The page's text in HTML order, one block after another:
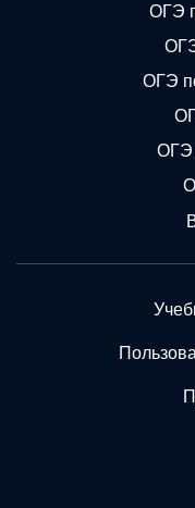
ОГЭ
ОГЭ
ОГЭ